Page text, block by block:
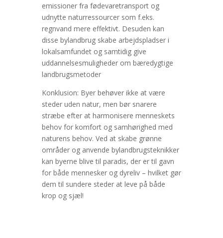
emissioner fra fødevaretransport og
udnytte naturressourcer som f.eks.
regnvand mere effektivt. Desuden kan
disse bylandbrug skabe arbejdspladser i
lokalsamfundet og samtidig give
uddannelsesmuligheder om bæredygtige
landbrugsmetoder
Konklusion: Byer behøver ikke at være
steder uden natur, men bør snarere
stræbe efter at harmonisere menneskets
behov for komfort og samhørighed med
naturens behov. Ved at skabe grønne
områder og anvende bylandbrugsteknikker
kan byerne blive til paradis, der er til gavn
for både mennesker og dyreliv – hvilket gør
dem til sundere steder at leve på både
krop og sjæl!